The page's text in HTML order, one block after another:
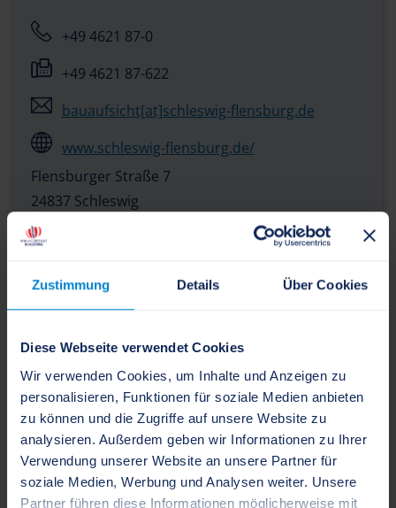
Zustimmung Details Über Cookies
Diese Webseite verwendet Cookies
Wir verwenden Cookies, um Inhalte und Anzeigen zu
personalisieren, Funktionen für soziale Medien anbieten
zu können und die Zugriffe auf unsere Website zu
analysieren. Außerdem geben wir Informationen zu Ihrer
Verwendung unserer Website an unsere Partner für
soziale Medien, Werbung und Analysen weiter. Unsere
Partner führen diese Informationen möglicherweise mit
+49 4621 87-0
+49 4621 87-622
bauaufsicht[at]schleswig-flensburg.de
www.schleswig-flensburg.de/
Flensburger Straße 7
24837 Schleswig
Bauaufsicht
Bauaufsicht[at]stadt-schleswig.sh
www.schleswig.de/startseite
Gallberg 4
24837 Schleswig